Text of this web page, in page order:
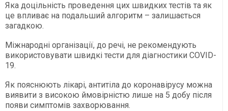
Яка доцільність проведення цих швидких тестів та як
це впливає на подальший алгоритм – залишається
загадкою.
Міжнародні організації, до речі, не рекомендують
використовувати швидкі тести для діагностики COVID-
19.
Як пояснюють лікарі, антитіла до коронавірусу можна
виявити з високою ймовірністю лише на 5 добу після
появи симптомів захворювання.